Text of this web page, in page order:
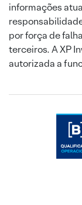
informações
por força de
terceiros. A XP
autorizada a